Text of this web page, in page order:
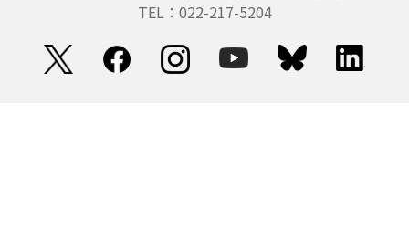
TEL：022-217-5204